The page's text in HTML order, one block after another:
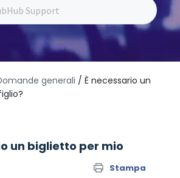
generali / È necessario un
un biglietto per mio
Stampa